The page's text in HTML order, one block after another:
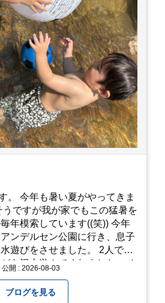
てきま
うですが我が家でもこの猛暑を
模索しています((笑)) 今年
ンデルセン公園に行き、息子
遊びをさせました。 2人でび
ら沢山遊んでくれました。 さ
公開 : 2026-08-03
ブログを見る